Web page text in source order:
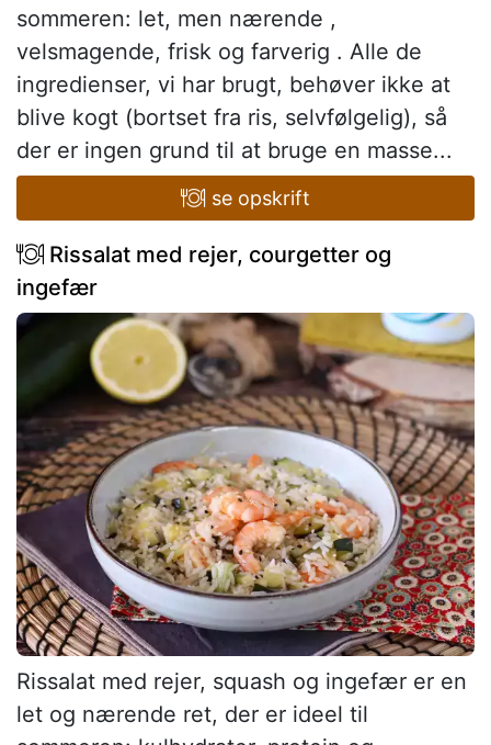
sommeren: let, men nærende ,
velsmagende, frisk og farverig . Alle de
ingredienser, vi har brugt, behøver ikke at
blive kogt (bortset fra ris, selvfølgelig), så
der er ingen grund til at bruge en masse...
se opskrift
Rissalat med rejer, courgetter og
ingefær
Rissalat med rejer, squash og ingefær er en
let og nærende ret, der er ideel til